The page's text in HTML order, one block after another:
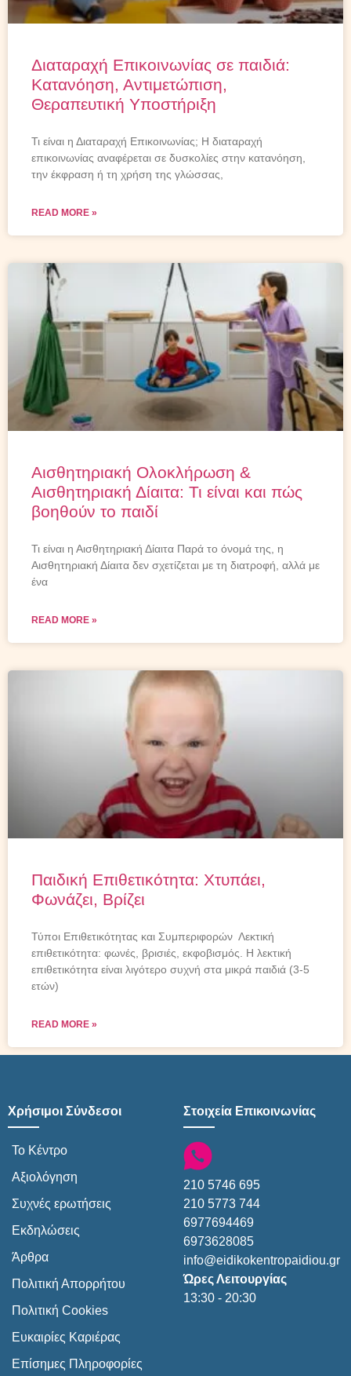
Διαταραχή Επικοινωνίας σε παιδιά:
Κατανόηση, Αντιμετώπιση,
Θεραπευτική Υποστήριξη
Τι είναι η Διαταραχή Επικοινωνίας; Η διαταραχή
επικοινωνίας αναφέρεται σε δυσκολίες στην κατανόηση,
την έκφραση ή τη χρήση της γλώσσας,
READ MORE »
Αισθητηριακή Ολοκλήρωση &
Αισθητηριακή Δίαιτα: Τι είναι και πώς
βοηθούν το παιδί
Τι είναι η Αισθητηριακή Δίαιτα Παρά το όνομά της, η
Αισθητηριακή Δίαιτα δεν σχετίζεται με τη διατροφή, αλλά με
ένα
READ MORE »
Παιδική Επιθετικότητα: Χτυπάει,
Φωνάζει, Βρίζει
Τύποι Επιθετικότητας και Συμπεριφορών Λεκτική
επιθετικότητα: φωνές, βρισιές, εκφοβισμός. Η λεκτική
επιθετικότητα είναι λιγότερο συχνή στα μικρά παιδιά (3-5
ετών)
READ MORE »
Χρήσιμοι Σύνδεσοι
Το Κέντρο
Αξιολόγηση
Συχνές ερωτήσεις
Εκδηλώσεις
Άρθρα
Πολιτική Απορρήτου
Πολιτική Cookies
Ευκαιρίες Καριέρας
Επίσημες Πληροφορίες
Στοιχεία Επικοινωνίας
210 5746 695
210 5773 744
6977694469
6973628085
info@eidikokentropaidiou.gr
Ώρες Λειτουργίας
13:30 - 20:30